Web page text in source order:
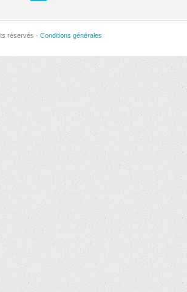
réservés · Conditions générales